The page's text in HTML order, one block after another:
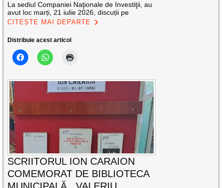
La sediul Companiei Naţionale de Investiţii, au
avut loc marți, 21 iulie 2026, discuții pe
CITEȘTE MAI DEPARTE
Distribuie acest articol
SCRIITORUL ION CARAION
COMEMORAT DE BIBLIOTECA
MUNICIPALĂ ,,VALERIU